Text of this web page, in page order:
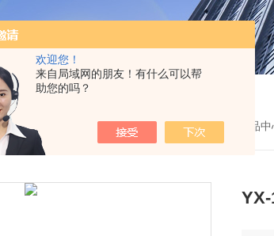
欢迎您！
来自局域网的朋友！有什么可以帮
助您的吗？
您的位置：首页 - 产品